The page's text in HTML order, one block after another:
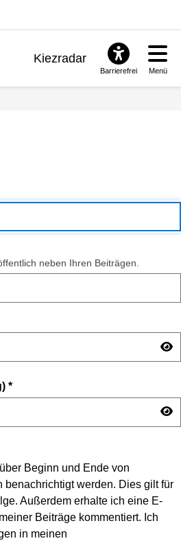
Kiezradar
Barrierefrei Menü
neben Ihren Beiträgen.
*
Beginn und Ende von
benachrichtigt werden. Dies gilt für
Außerdem erhalte ich eine E-
Beiträge kommentiert. Ich
in meinen